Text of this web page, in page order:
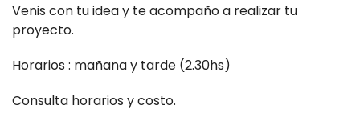
Venis con tu idea y te acompaño a realizar tu
proyecto.
Horarios : mañana y tarde (2.30hs)
Consulta horarios y costo.